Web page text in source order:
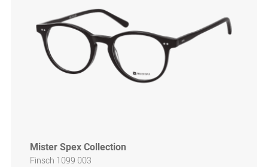
Mister Spex Collection
Finsch 1099 003